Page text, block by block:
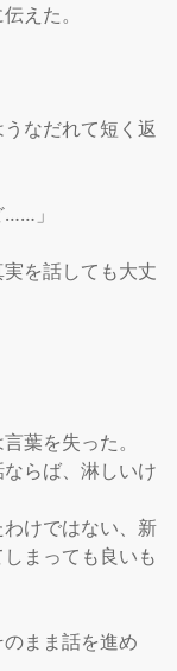
えた。
なだれて短く返
……」
を話しても大丈
葉を失った。
らば、淋しいけ
けではない、新
まっても良いも
まま話を進め